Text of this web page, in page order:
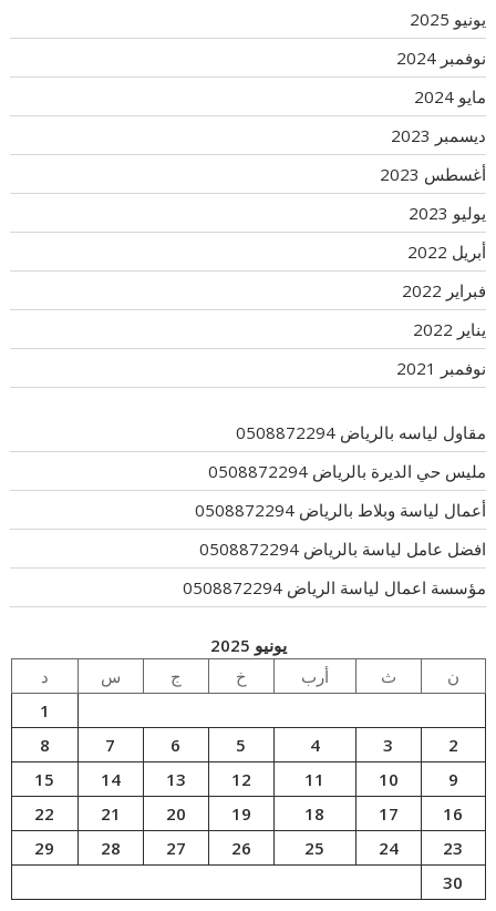
يونيو 2025
نوفمبر 2024
مايو 2024
ديسمبر 2023
أغسطس 2023
يوليو 2023
أبريل 2022
فبراير 2022
يناير 2022
نوفمبر 2021
مقاول لياسه بالرياض 0508872294
مليس حي الديرة بالرياض 0508872294
أعمال لياسة وبلاط بالرياض 0508872294
افضل عامل لياسة بالرياض 0508872294
مؤسسة اعمال لياسة الرياض 0508872294
يونيو 2025
ن
ث أرب خ ج س
د
1
2
3
4
5
6
7
8
9
10
11
12
13
14
15
16
17
18
19
20
21
22
23
24
25
26
27
28
29
30